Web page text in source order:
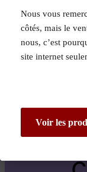
Nous vous
côtés, mais le
nous, c’est
site internet
Voir les